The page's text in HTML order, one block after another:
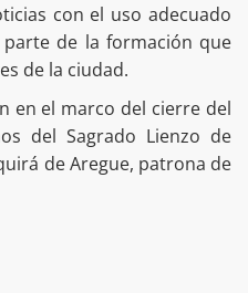
con el uso adecuado
de la formación que
de la ciudad.
en el marco del cierre del
del Sagrado Lienzo de
de Aregue, patrona de